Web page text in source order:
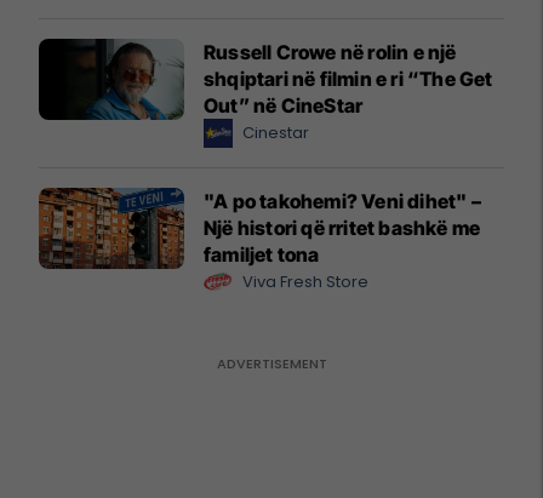
Russell Crowe në rolin e një
shqiptari në filmin e ri “The Get
Out” në CineStar
Cinestar
"A po takohemi? Veni dihet" –
Një histori që rritet bashkë me
familjet tona
Viva Fresh Store